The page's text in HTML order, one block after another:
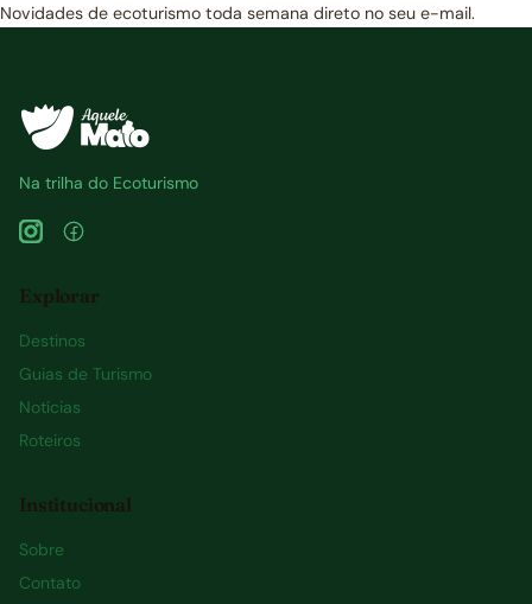
Novidades de ecoturismo toda semana direto no seu e-mail.
Na trilha do Ecoturismo
Explorar
Destinos
Guias de Turismo
Notícias
Roteiros
Institucional
Sobre
Contato